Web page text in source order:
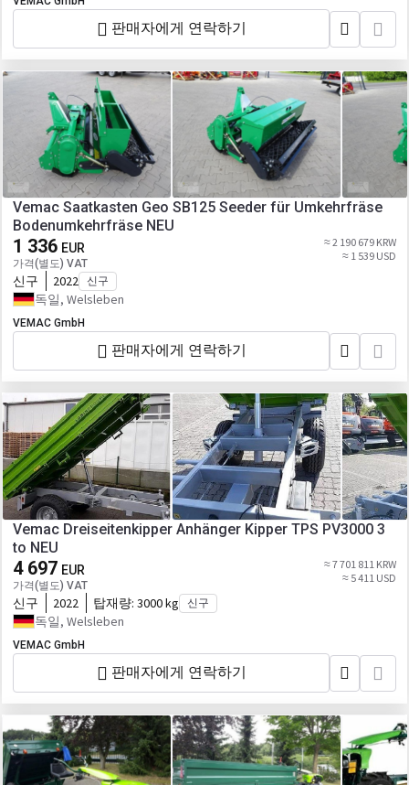
판매자에게 연락하기
Vemac Saatkasten Geo SB125 Seeder für Umkehrfräse
Bodenumkehrfräse NEU
1 336 EUR
가격(별도) VAT
≈ 2 190 679 KRW
≈ 1 539 USD
신구 2022 신구
독일, Welsleben
VEMAC GmbH
판매자에게 연락하기
Vemac Dreiseitenkipper Anhänger Kipper TPS PV3000 3
to NEU
4 697 EUR
가격(별도) VAT
≈ 7 701 811 KRW
≈ 5 411 USD
신구 2022 탑재량: 3000 kg 신구
독일, Welsleben
VEMAC GmbH
판매자에게 연락하기